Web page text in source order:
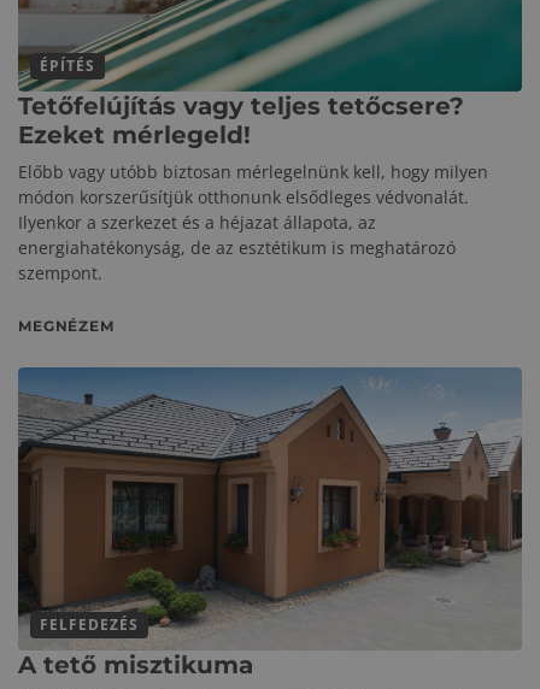
ÉPÍTÉS
Tetőfelújítás vagy teljes tetőcsere?
Ezeket mérlegeld!
Előbb vagy utóbb biztosan mérlegelnünk kell, hogy milyen
módon korszerűsítjük otthonunk elsődleges védvonalát.
Ilyenkor a szerkezet és a héjazat állapota, az
energiahatékonyság, de az esztétikum is meghatározó
szempont.
MEGNÉZEM
FELFEDEZÉS
A tető misztikuma